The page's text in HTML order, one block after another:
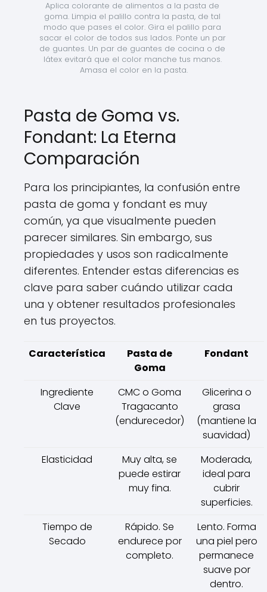
Aplica colorante de alimentos a la pasta de
goma. Limpia el palillo contra la pasta, de tal
modo que pases el color. Gira el palillo para
sacar el color de todos sus lados. Ponte un par
de guantes. Un par de guantes de cocina o de
látex evitará que el color manche tus manos.
Amasa el color en la pasta.
Pasta de Goma vs.
Fondant: La Eterna
Comparación
Para los principiantes, la confusión entre
pasta de goma y fondant es muy
común, ya que visualmente pueden
parecer similares. Sin embargo, sus
propiedades y usos son radicalmente
diferentes. Entender estas diferencias es
clave para saber cuándo utilizar cada
una y obtener resultados profesionales
en tus proyectos.
Característica
Pasta de
Goma
Fondant
Ingrediente
Clave
CMC o Goma
Tragacanto
(endurecedor)
Glicerina o
grasa
(mantiene la
suavidad)
Elasticidad
Muy alta, se
puede estirar
muy fina.
Moderada,
ideal para
cubrir
superficies.
Tiempo de
Secado
Rápido. Se
endurece por
completo.
Lento. Forma
una piel pero
permanece
suave por
dentro.